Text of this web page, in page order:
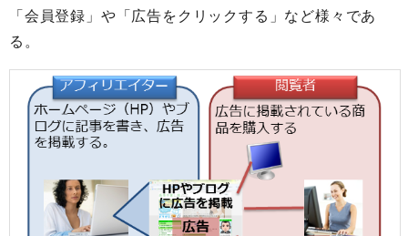
「会員登録」や「広告をクリックする」など様々であ
る。